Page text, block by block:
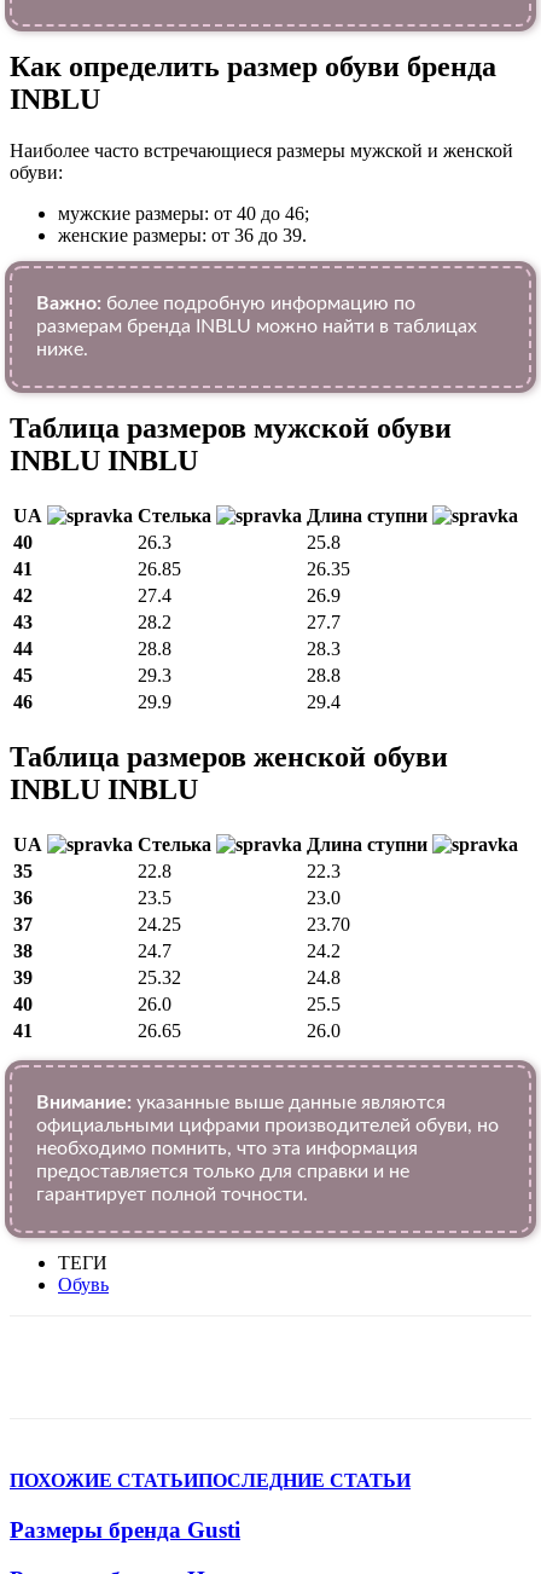
Как определить размер обуви брендa
INBLU
Наиболее часто встречающиеся размеры мужской и женской
обуви:
мужские размеры: от 40 до 46;
женские размеры: от 36 до 39.
Важно: более подробную информацию по
размерам бренда INBLU можно найти в таблицах
ниже.
Таблица размеров мужской обуви
INBLU INBLU
UA Стелька
Длина ступни
40
26.3
25.8
41
26.85
26.35
42
27.4
26.9
43
28.2
27.7
44
28.8
28.3
45
29.3
28.8
46
29.9 29.4
Таблица размеров женской обуви
INBLU INBLU
UA Стелька
Длина ступни
35
22.8
22.3
36
23.5
23.0
37
24.25
23.70
38
24.7
24.2
39
25.32
24.8
40
26.0
25.5
41
26.65 26.0
Внимание: указанные выше данные являются
официальными цифрами производителей обуви, но
необходимо помнить, что эта информация
предоставляется только для справки и не
гарантирует полной точности.
ТЕГИ
Обувь
ПОХОЖИЕ СТАТЬИПОСЛЕДНИЕ СТАТЬИ
Размеры бренда Gusti